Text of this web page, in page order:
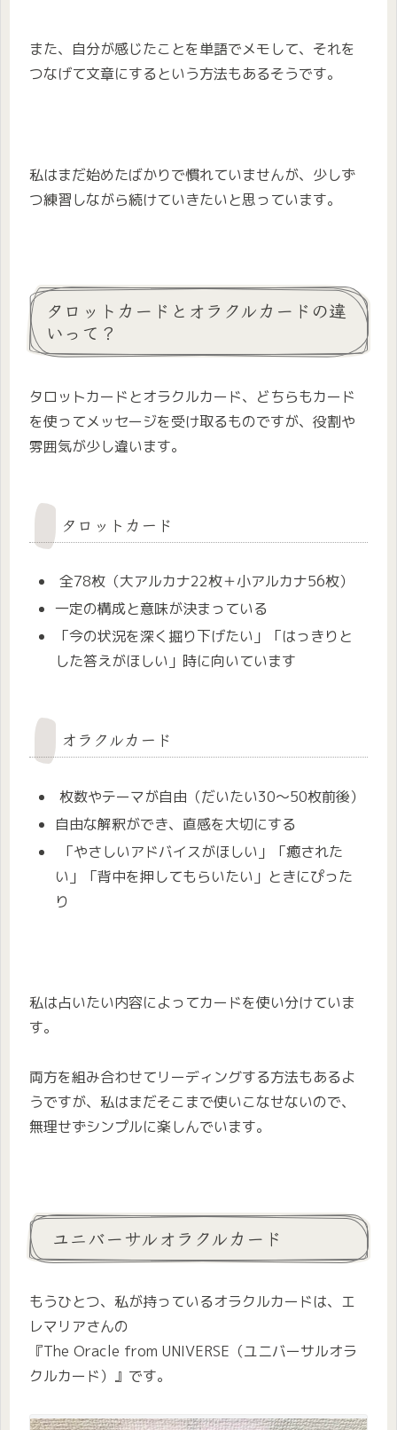
また、自分が感じたことを単語でメモして、それを
つなげて文章にするという方法もあるそうです。
私はまだ始めたばかりで慣れていませんが、少しず
つ練習しながら続けていきたいと思っています。
タロットカードとオラクルカードの違
いって？
タロットカードとオラクルカード、どちらもカード
を使ってメッセージを受け取るものですが、役割や
雰囲気が少し違います。
タロットカード
全78枚（大アルカナ22枚＋小アルカナ56枚）
一定の構成と意味が決まっている
「今の状況を深く掘り下げたい」「はっきりと
した答えがほしい」時に向いています
オラクルカード
枚数やテーマが自由（だいたい30〜50枚前後）
自由な解釈ができ、直感を大切にする
「やさしいアドバイスがほしい」「癒された
い」「背中を押してもらいたい」ときにぴった
り
私は占いたい内容によってカードを使い分けていま
す。
両方を組み合わせてリーディングする方法もあるよ
うですが、私はまだそこまで使いこなせないので、
無理せずシンプルに楽しんでいます。
ユニバーサルオラクルカード
もうひとつ、私が持っているオラクルカードは、エ
レマリアさんの
『The Oracle from UNIVERSE（ユニバーサルオラ
クルカード）』です。